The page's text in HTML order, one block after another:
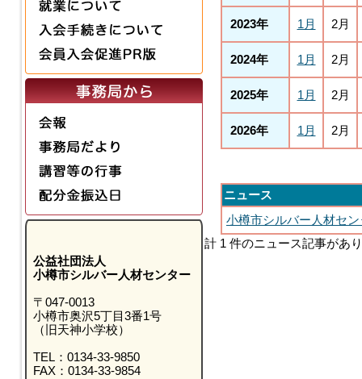
公益社団法人
小樽市シルバー人材センター
〒047-0013
小樽市奥沢5丁目3番1号
（旧天神小学校）
TEL：0134-33-9850
FAX：0134-33-9854
2023年 1月 2月
2024年 1月 2月
2025年 1月 2月
2026年 1月 2月
ニュース
小樽市シルバー人材セン
計 1 件のニュース記事があ